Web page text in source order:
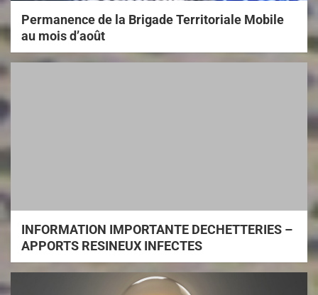
Permanence de la Brigade Territoriale Mobile
au mois d’août
INFORMATION IMPORTANTE DECHETTERIES –
APPORTS RESINEUX INFECTES